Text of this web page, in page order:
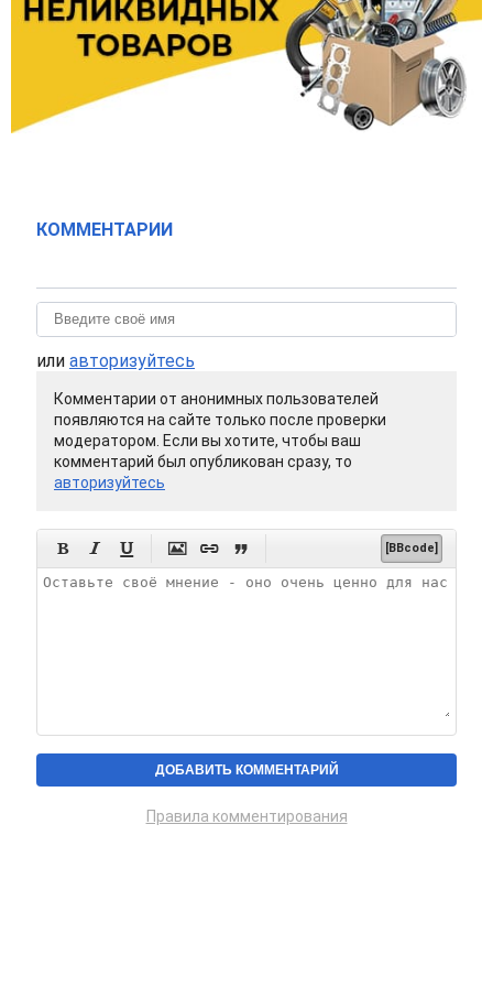
КОММЕНТАРИИ
или авторизуйтесь
Комментарии от анонимных пользователей
появляются на сайте только после проверки
модератором. Если вы хотите, чтобы ваш
комментарий был опубликован сразу, то
авторизуйтесь
      [BBcode]
Правила комментирования